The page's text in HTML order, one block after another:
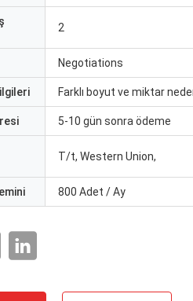
2
Negotiations
Farklı boyut ve miktar
5-10 gün sonra ödeme
T/t, Western Union,
800 Adet / Ay